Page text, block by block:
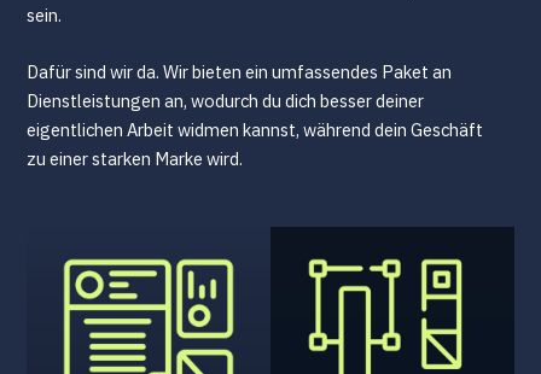
sein.
Dafür sind wir da. Wir bieten ein umfassendes Paket an
Dienstleistungen an, wodurch du dich besser deiner
eigentlichen Arbeit widmen kannst, während dein Geschäft
zu einer starken Marke wird.